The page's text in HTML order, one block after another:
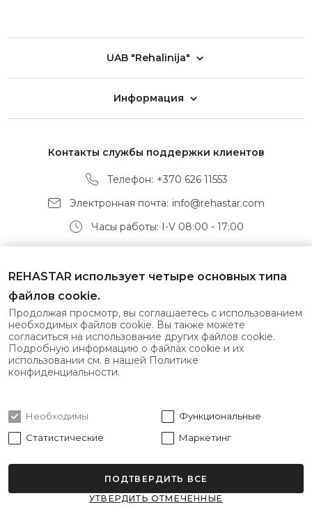
UAB "Rehalinija"
Информация
Контакты службы поддержки клиентов
Телефон: +370 626 11553
Электронная почта: info@rehastar.com
Часы работы: I-V 08:00 - 17:00
Подписаться
Все права защищены © 2026 Rehastar.
Решение:
REHASTAR использует четыре основных типа
файлов cookie.
Продолжая просмотр, вы соглашаетесь с использованием
необходимых файлов cookie. Вы также можете
согласиться на использование других файлов cookie.
Подробную информацию о файлах cookie и их
использовании см. в нашей Политике
конфиденциальности.
Необходимы
Функциональные
Статистические
Маркетинг
УТВЕРДИТЬ ОТМЕЧЕННЫЕ
ПОДТВЕРДИТЬ ВСЕ